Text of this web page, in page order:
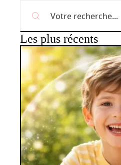
Les plus récents